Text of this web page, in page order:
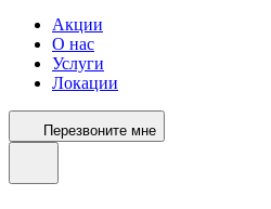
Акции
О нас
Услуги
Локации
Перезвоните мне